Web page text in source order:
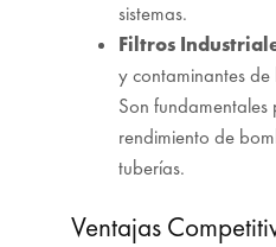
sistemas.
Filtros
y contaminantes de
Son
rendimiento de
tuberías.
Ventajas